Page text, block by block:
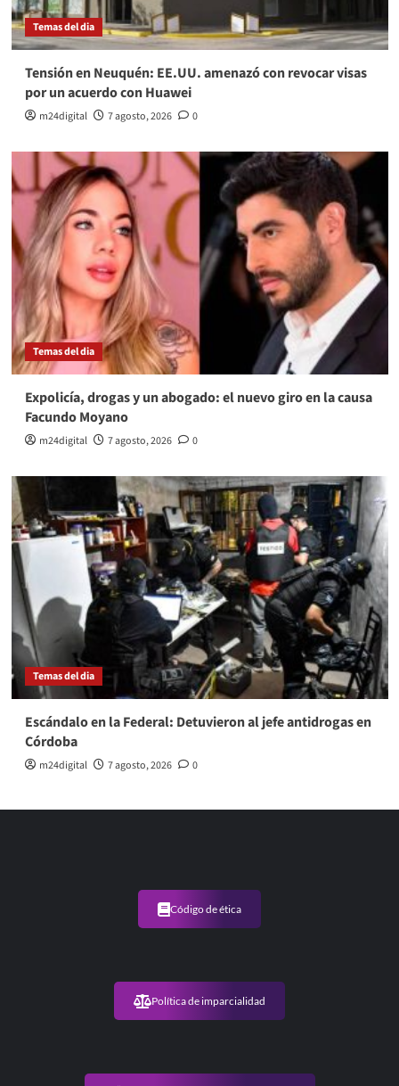
Temas del dia
Tensión en Neuquén: EE.UU. amenazó con revocar visas
por un acuerdo con Huawei
m24digital 7 agosto, 2026 0
Temas del dia
Expolicía, drogas y un abogado: el nuevo giro en la causa
Facundo Moyano
m24digital 7 agosto, 2026 0
Temas del dia
Escándalo en la Federal: Detuvieron al jefe antidrogas en
Córdoba
m24digital 7 agosto, 2026 0
Código de ética
Política de imparcialidad